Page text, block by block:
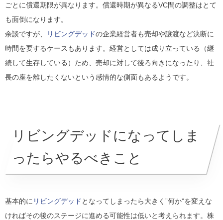
ごとに償還期限が異なります。償還時期が異なるVC間の調整はとて
も面倒になります。
余談ですが、
リビングデッドの企業経営者も売却や譲渡など決断に
時間を要するケースもあります。経営としては成り立っている（継
続して生存している）ため、売却に対して後ろ向きになったり、社
長の座を離したくないという感情的な側面もあるようです。
リビングデッドになってしま
ったらやるべきこと
基本的に リビングデッド となってしまったら大きく”何か”を変えな
ければその後のステージに進める可能性は低いと考えられます。株